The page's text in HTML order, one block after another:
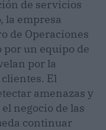
de servicios
la empresa
de Operaciones
por un equipo de
por la
El
amenazas y
negocio de las
continuar